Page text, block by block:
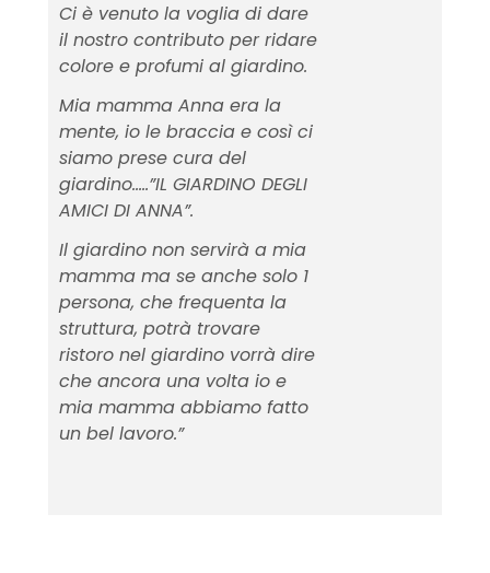
Ci è venuto la voglia di dare
il nostro contributo per ridare
colore e profumi al giardino.
Mia mamma Anna era la
mente, io le braccia e così ci
siamo prese cura del
giardino…..”IL GIARDINO DEGLI
AMICI DI ANNA”.
Il giardino non servirà a mia
mamma ma se anche solo 1
persona, che frequenta la
struttura, potrà trovare
ristoro nel giardino vorrà dire
che ancora una volta io e
mia mamma abbiamo fatto
un bel lavoro.”